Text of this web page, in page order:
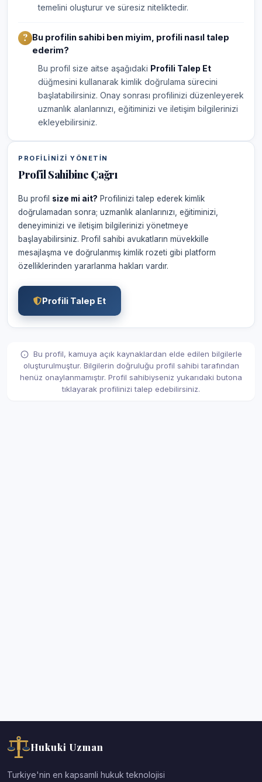
temelini oluşturur ve süresiz niteliktedir.
Bu profilin sahibi ben miyim, profili nasıl talep
ederim?
Bu profil size aitse aşağıdaki Profili Talep Et
düğmesini kullanarak kimlik doğrulama sürecini
başlatabilirsiniz. Onay sonrası profilinizi düzenleyerek
uzmanlık alanlarınızı, eğitiminizi ve iletişim bilgilerinizi
ekleyebilirsiniz.
PROFILINIZI YÖNETIN
Profil Sahibine Çağrı
Bu profil size mi ait? Profilinizi talep ederek kimlik
doğrulamadan sonra; uzmanlık alanlarınızı, eğitiminizi,
deneyiminizi ve iletişim bilgilerinizi yönetmeye
başlayabilirsiniz. Profil sahibi avukatların müvekkille
mesajlaşma ve doğrulanmış kimlik rozeti gibi platform
özelliklerinden yararlanma hakları vardır.
Profili Talep Et
Bu profil, kamuya açık kaynaklardan elde edilen bilgilerle
oluşturulmuştur. Bilgilerin doğruluğu profil sahibi tarafından
henüz onaylanmamıştır. Profil sahibiyseniz yukarıdaki butona
tıklayarak profilinizi talep edebilirsiniz.
Hukuki Uzman
Turkiye'nin en kapsamli hukuk teknolojisi